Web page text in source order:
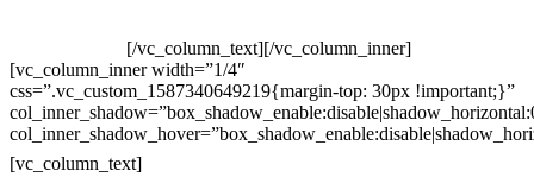
[/vc_column_text][/vc_column_inner]
[vc_column_inner width=”1/4″
css=”.vc_custom_1587340649219{margin-top: 30px !important;}”
[vc_column_text]